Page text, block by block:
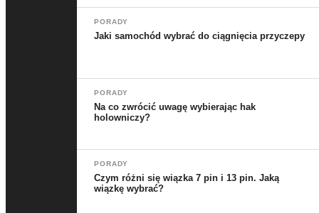
PORADY
Jaki samochód wybrać do ciągnięcia przyczepy
PORADY
Na co zwrócić uwagę wybierając hak
holowniczy?
PORADY
Czym różni się wiązka 7 pin i 13 pin. Jaką
wiązkę wybrać?